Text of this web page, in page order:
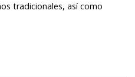
tradicionales, así como